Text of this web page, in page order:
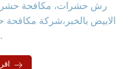
رش حشرات، مكافحة
الابيض بالخبر،شركة مكافحة